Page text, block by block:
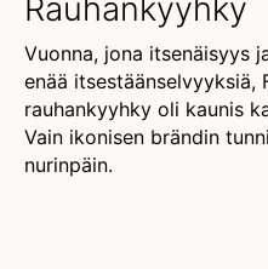
Rauhankyyhky
Vuonna, jona itsenäisyys
enää itsestäänselvyyksiä,
rauhankyyhky oli kaunis
Vain ikonisen brändin
nurinpäin.